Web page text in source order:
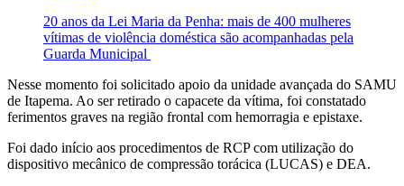
20 anos da Lei Maria da Penha: mais de 400 mulheres
vítimas de violência doméstica são acompanhadas pela
Guarda Municipal
Nesse momento foi solicitado apoio da unidade avançada do SAMU
de Itapema. Ao ser retirado o capacete da vítima, foi constatado
ferimentos graves na região frontal com hemorragia e epistaxe.
Foi dado início aos procedimentos de RCP com utilização do
dispositivo mecânico de compressão torácica (LUCAS) e DEA.